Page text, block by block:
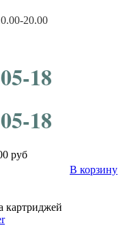
20.00
18
18
руб
В корзину
картриджей